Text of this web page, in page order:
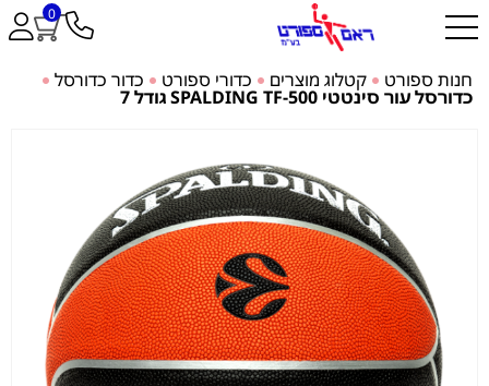
0
חנות ספורט קטלוג מוצרים כדורי ספורט כדור כדורסל
כדורסל עור סינטטי SPALDING TF-500 גודל 7